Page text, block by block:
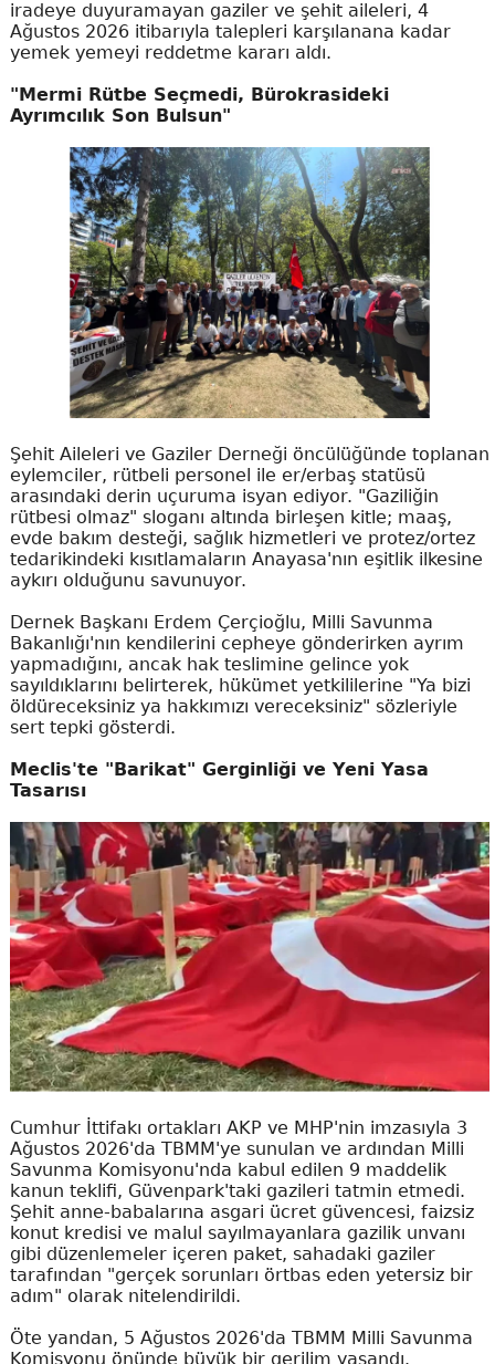
iradeye duyuramayan gaziler ve şehit aileleri, 4
Ağustos 2026 itibarıyla talepleri karşılanana kadar
yemek yemeyi reddetme kararı aldı.
"Mermi Rütbe Seçmedi, Bürokrasideki
Ayrımcılık Son Bulsun"
Şehit Aileleri ve Gaziler Derneği öncülüğünde toplanan
eylemciler, rütbeli personel ile er/erbaş statüsü
arasındaki derin uçuruma isyan ediyor. "Gaziliğin
rütbesi olmaz" sloganı altında birleşen kitle; maaş,
evde bakım desteği, sağlık hizmetleri ve protez/ortez
tedarikindeki kısıtlamaların Anayasa'nın eşitlik ilkesine
aykırı olduğunu savunuyor.
Dernek Başkanı Erdem Çerçioğlu, Milli Savunma
Bakanlığı'nın kendilerini cepheye gönderirken ayrım
yapmadığını, ancak hak teslimine gelince yok
sayıldıklarını belirterek, hükümet yetkililerine "Ya bizi
öldüreceksiniz ya hakkımızı vereceksiniz" sözleriyle
sert tepki gösterdi.
Meclis'te "Barikat" Gerginliği ve Yeni Yasa
Tasarısı
Cumhur İttifakı ortakları AKP ve MHP'nin imzasıyla 3
Ağustos 2026'da TBMM'ye sunulan ve ardından Milli
Savunma Komisyonu'nda kabul edilen 9 maddelik
kanun teklifi, Güvenpark'taki gazileri tatmin etmedi.
Şehit anne-babalarına asgari ücret güvencesi, faizsiz
konut kredisi ve malul sayılmayanlara gazilik unvanı
gibi düzenlemeler içeren paket, sahadaki gaziler
tarafından "gerçek sorunları örtbas eden yetersiz bir
adım" olarak nitelendirildi.
Öte yandan, 5 Ağustos 2026'da TBMM Milli Savunma
Komisyonu önünde büyük bir gerilim yaşandı.